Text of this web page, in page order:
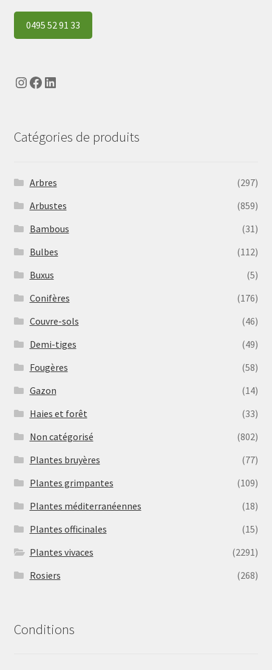
0495 52 91 33
Instagram
Facebook
LinkedIn
Catégories de produits
Arbres
(297)
Arbustes
(859)
Bambous
(31)
Bulbes
(112)
Buxus
(5)
Conifères
(176)
Couvre-sols
(46)
Demi-tiges
(49)
Fougères
(58)
Gazon
(14)
Haies et forêt
(33)
Non catégorisé
(802)
Plantes bruyères
(77)
Plantes grimpantes
(109)
Plantes méditerranéennes
(18)
Plantes officinales
(15)
Plantes vivaces
(2291)
Rosiers
(268)
Conditions